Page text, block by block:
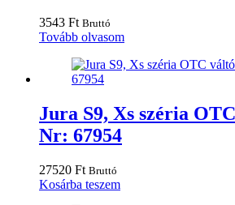
3543 Ft Bruttó
Tovább olvasom
Jura S9, Xs széria
Nr: 67954
27520 Ft Bruttó
Kosárba teszem